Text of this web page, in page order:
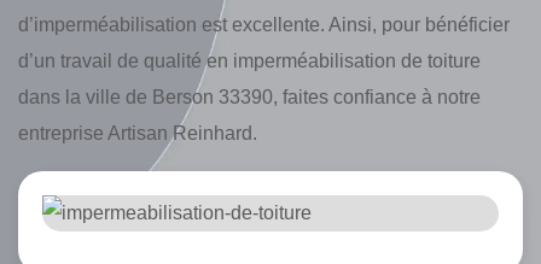
d’imperméabilisation est excellente. Ainsi, pour bénéficier
d’un travail de qualité en imperméabilisation de toiture
dans la ville de Berson 33390, faites confiance à notre
entreprise Artisan Reinhard.